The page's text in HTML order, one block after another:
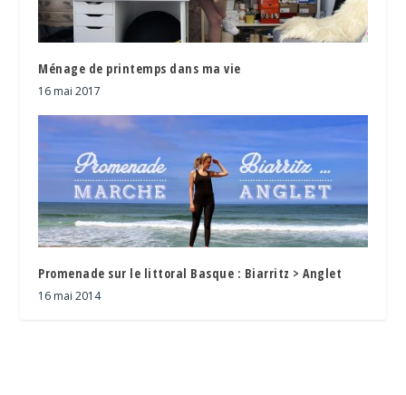
Ménage de printemps dans ma vie
16 mai 2017
Promenade sur le littoral Basque : Biarritz > Anglet
16 mai 2014